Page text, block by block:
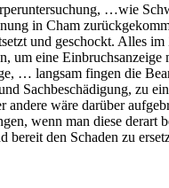
…wie
in Cham
und geschockt. Alles
eine
… langsam fingen die
Sachbeschädigung, zu
wäre darüber
wenn man diese
den Schaden zu